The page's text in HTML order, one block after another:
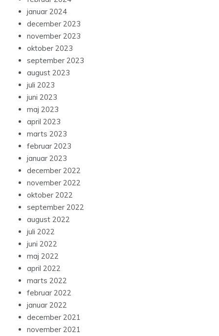
januar 2024
december 2023
november 2023
oktober 2023
september 2023
august 2023
juli 2023
juni 2023
maj 2023
april 2023
marts 2023
februar 2023
januar 2023
december 2022
november 2022
oktober 2022
september 2022
august 2022
juli 2022
juni 2022
maj 2022
april 2022
marts 2022
februar 2022
januar 2022
december 2021
november 2021